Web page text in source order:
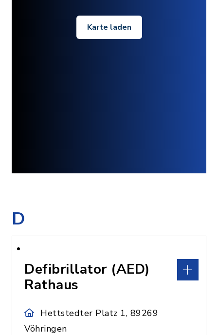
Karte laden
D
Defibrillator (AED)
Rathaus
Hettstedter Platz 1, 89269
Vöhringen